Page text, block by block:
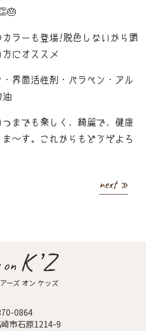
ラーも登場!脱色しないから頭
にオススメ
界面活性剤・パラベン・アル
油
までも楽しく、綺麗で、健康
～す。これからもどうぞよろ
next »
ーズ オン ケッズ
0864
市石原1214-9